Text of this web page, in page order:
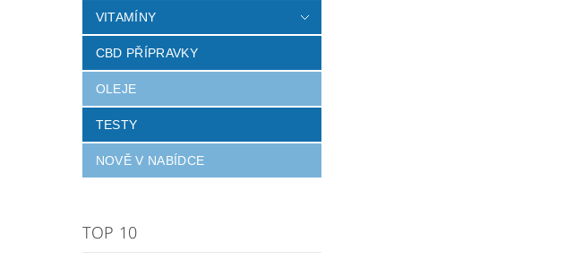
VITAMÍNY
CBD PŘÍPRAVKY
OLEJE
TESTY
NOVĚ V NABÍDCE
TOP 10